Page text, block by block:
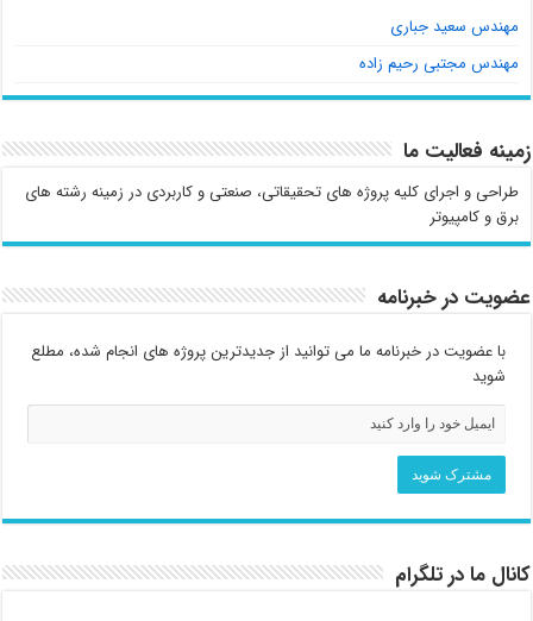
مهندس سعید جباری
مهندس مجتبی رحیم زاده
زمینه فعالیت ما
طراحی و اجرای کلیه پروژه های تحقیقاتی، صنعتی و کاربردی در زمینه رشته های
برق و کامپیوتر
عضویت در خبرنامه
با عضویت در خبرنامه ما می توانید از جدیدترین پروژه های انجام شده، مطلع
شوید
کانال ما در تلگرام